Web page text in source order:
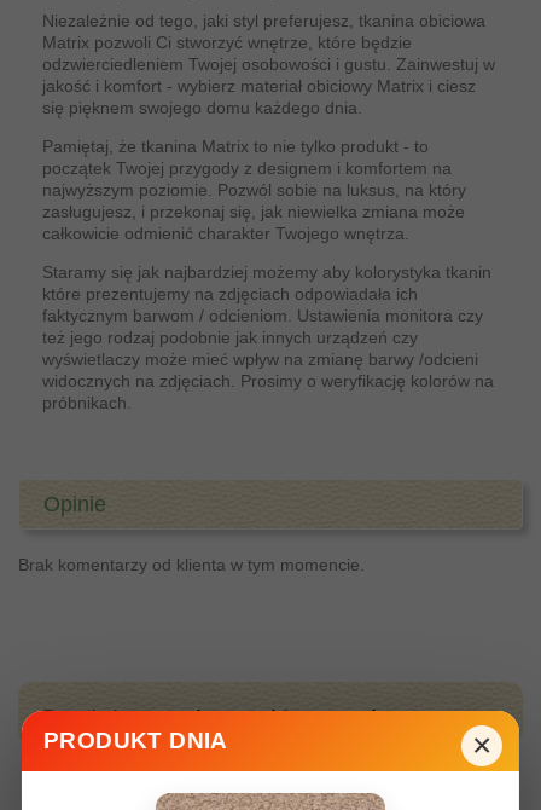
Niezależnie od tego, jaki styl preferujesz, tkanina obiciowa
Matrix pozwoli Ci stworzyć wnętrze, które będzie
odzwierciedleniem Twojej osobowości i gustu. Zainwestuj w
jakość i komfort - wybierz materiał obiciowy Matrix i ciesz
się pięknem swojego domu każdego dnia.
Pamiętaj, że tkanina Matrix to nie tylko produkt - to
początek Twojej przygody z designem i komfortem na
najwyższym poziomie. Pozwól sobie na luksus, na który
zasługujesz, i przekonaj się, jak niewielka zmiana może
całkowicie odmienić charakter Twojego wnętrza.
Staramy się jak najbardziej możemy aby kolorystyka tkanin
które prezentujemy na zdjęciach odpowiadała ich
faktycznym barwom / odcieniom. Ustawienia monitora czy
też jego rodzaj podobnie jak innych urządzeń czy
wyświetlaczy może mieć wpływ na zmianę barwy /odcieni
widocznych na zdjęciach. Prosimy o weryfikację kolorów na
próbnikach.
Opinie
Brak komentarzy od klienta w tym momencie.
Produkty z tej samej kategori
×
PRODUKT DNIA